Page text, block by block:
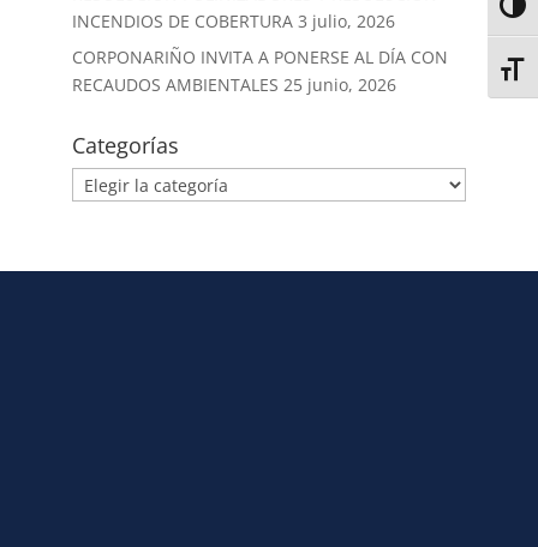
INCENDIOS DE COBERTURA 3 julio, 2026
CORPONARIÑO INVITA A PONERSE AL DÍA CON
RECAUDOS AMBIENTALES 25 junio, 2026
Categorías